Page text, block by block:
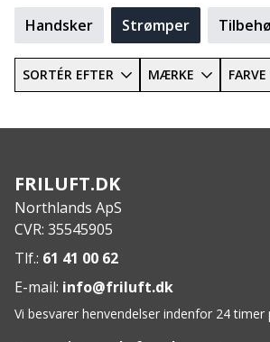
Handsker Strømper
SORTÉR EFTER MÆRKE FARVE
FRILUFT.DK
Northlands ApS
CVR: 35545905
Tlf.: 61 41 00 62
E-mail: info@friluft.dk
Vi besvarer henvendelser indenfor 24 timer